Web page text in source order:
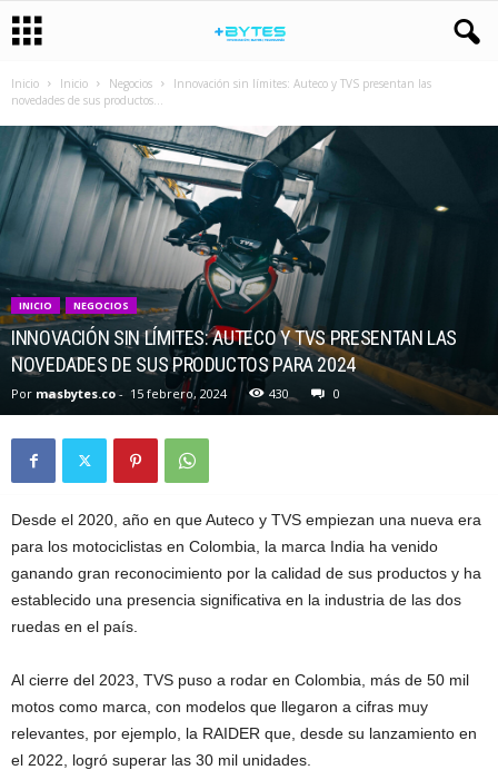
Inicio Inicio Negocios
Innovación sin límites: Auteco y TVS presentan las
novedades de sus productos...
INICIO NEGOCIOS
INNOVACIÓN SIN LÍMITES: AUTECO Y TVS PRESENTAN LAS
NOVEDADES DE SUS PRODUCTOS PARA 2024
Por masbytes.co - 15 febrero, 2024 430 0
Desde el 2020, año en que Auteco y TVS empiezan una nueva era
para los motociclistas en Colombia, la marca India ha venido
ganando gran reconocimiento por la calidad de sus productos y ha
establecido una presencia significativa en la industria de las dos
ruedas en el país.
Al cierre del 2023, TVS puso a rodar en Colombia, más de 50 mil
motos como marca, con modelos que llegaron a cifras muy
relevantes, por ejemplo, la RAIDER que, desde su lanzamiento en
el 2022, logró superar las 30 mil unidades.